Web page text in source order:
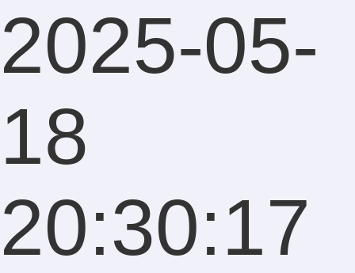
2025-05-
18
20:30:17